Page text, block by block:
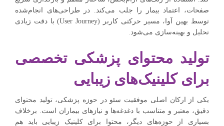
صفحات، اعتماد بیمار را جلب می‌کند. در طراحی‌های انجام‌شده
توسط بهین آوا، مسیر حرکتی کاربر (User Journey) با دقت زیادی
تحلیل و بهینه‌سازی می‌شود.
تولید محتوای پزشکی تخصصی
برای کلینیک‌های زیبایی
یکی از ارکان اصلی موفقیت سئو در حوزه پزشکی، تولید محتوای
دقیق، معتبر و متناسب با دغدغه‌ها و نیازهای بیماران است. برخلاف
بسیاری از حوزه‌های دیگر، محتوا برای کلینیک زیبایی باید هم